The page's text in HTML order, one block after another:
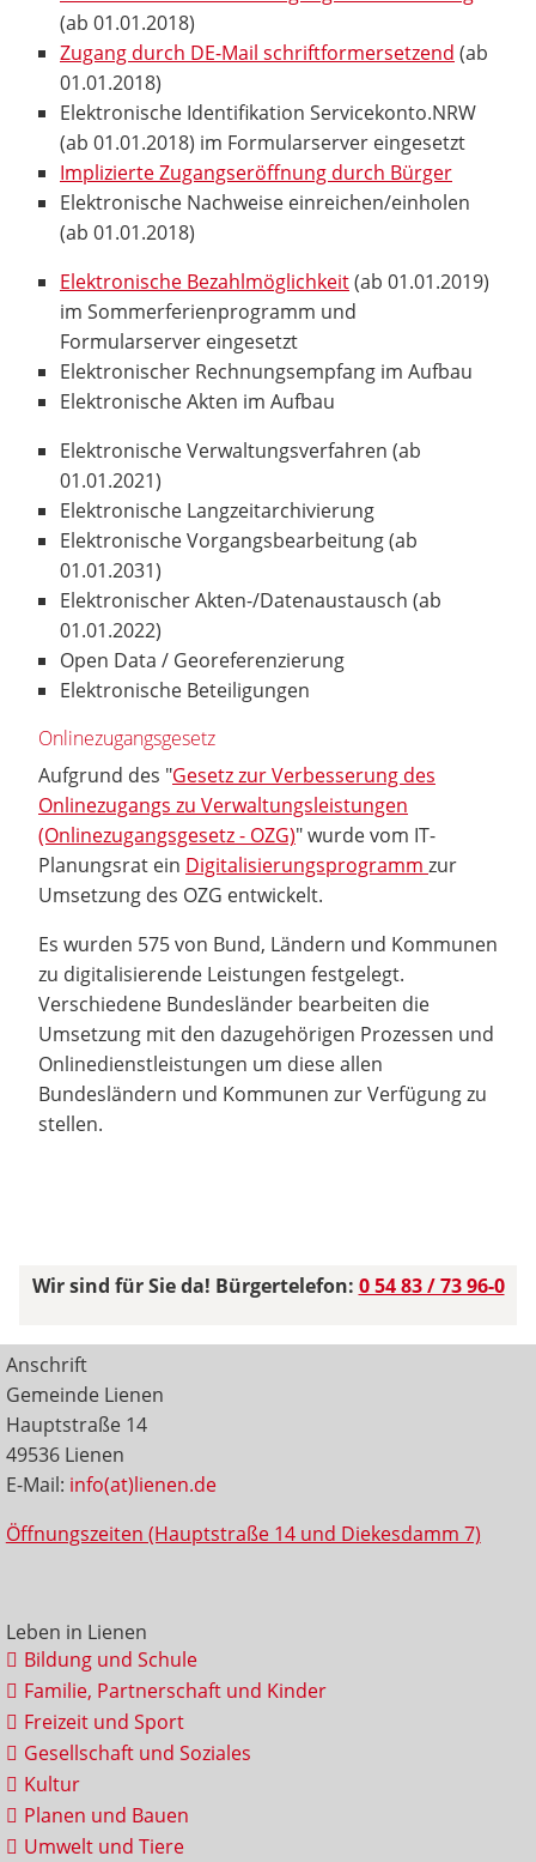
(ab 01.01.2018)
Zugang durch DE-Mail schriftformersetzend (ab
01.01.2018)
Elektronische Identifikation Servicekonto.NRW
(ab 01.01.2018) im Formularserver eingesetzt
Implizierte Zugangseröffnung durch Bürger
Elektronische Nachweise einreichen/einholen
(ab 01.01.2018)
Elektronische Bezahlmöglichkeit(ab 01.01.2019)
im Sommerferienprogramm und
Formularserver eingesetzt
Elektronischer Rechnungsempfang im Aufbau
Elektronische Akten im Aufbau
Elektronische Verwaltungsverfahren (ab
01.01.2021)
Elektronische Langzeitarchivierung
Elektronische Vorgangsbearbeitung (ab
01.01.2031)
Elektronischer Akten-/Datenaustausch (ab
01.01.2022)
Open Data / Georeferenzierung
Elektronische Beteiligungen
Onlinezugangsgesetz
Aufgrund des "Gesetz zur Verbesserung des
Onlinezugangs zu Verwaltungsleistungen
(Onlinezugangsgesetz - OZG)" wurde vom IT-
Planungsrat ein Digitalisierungsprogramm zur
Umsetzung des OZG entwickelt.
Es wurden 575 von Bund, Ländern und Kommunen
zu digitalisierende Leistungen festgelegt.
Verschiedene Bundesländer bearbeiten die
Umsetzung mit den dazugehörigen Prozessen und
Onlinedienstleistungen um diese allen
Bundesländern und Kommunen zur Verfügung zu
stellen.
Wir sind für Sie da! Bürgertelefon: 0 54 83 / 73 96-0
Anschrift
Gemeinde Lienen
Hauptstraße 14
49536 Lienen
E-Mail: info(at)lienen.de
Öffnungszeiten (Hauptstraße 14 und Diekesdamm 7)
Leben in Lienen
Bildung und Schule
Familie, Partnerschaft und Kinder
Freizeit und Sport
Gesellschaft und Soziales
Kultur
Planen und Bauen
Umwelt und Tiere